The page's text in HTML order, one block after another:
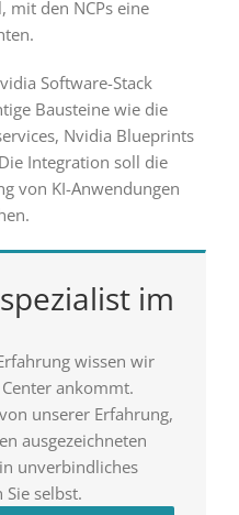
mit den NCPs eine
Software-Stack
Bausteine wie die
Nvidia Blueprints
Integration soll die
von KI-Anwendungen
im
wissen wir
ankommt.
unserer Erfahrung,
ausgezeichneten
unverbindliches
selbst.